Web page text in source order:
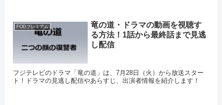
FODプレミアム
竜の道・ドラマの動画を視聴す
る方法！1話から最終話まで見逃
し配信
フジテレビのドラマ「竜の道」は、7月28日（火）から放送スター
ト！ドラマの見逃し配信やあらすじ、出演者情報を紹介します！